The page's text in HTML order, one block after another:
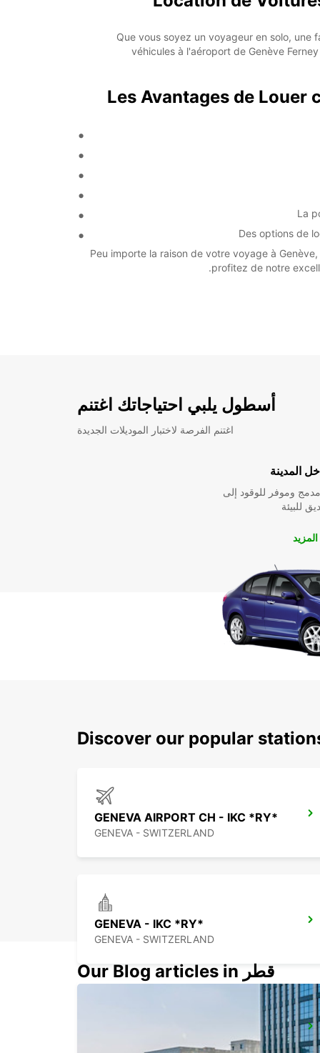
Que vous soyez un voyageur en solo, une
véhicules à l'aéroport de Genève
Les Avantages de Louer
La
Des options de
Peu importe la raison de votre voyage à
profitez de notre
أسطول يلبي احتياجاتك اغتنم
اغتنم الفرصة لاختبار الموديلات الجديدة
المدينة
وموفر للوقود إلى
للبيئة
Discover our popular
GENEVA AIRPORT CH - IKC *RY*
GENEVA - SWITZERLAND
GENEVA - IKC *RY*
GENEVA - SWITZERLAND
ANNEMASSE - FRANCE
Our Blog articles in قطر